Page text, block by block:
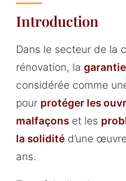
Introduction
Dans le secteur de la
rénovation, la
considérée comme
pour protéger les
malfaçonset les
la soliditéd’une
ans.